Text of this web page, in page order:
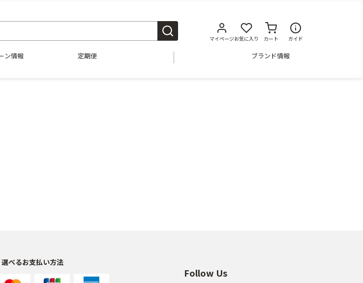
マイページお気に入り カート ガイド
ン情報 定期便 ブランド情報
選べるお支払い方法
Follow Us